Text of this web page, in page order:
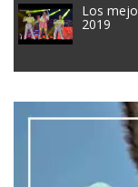
Los
2019